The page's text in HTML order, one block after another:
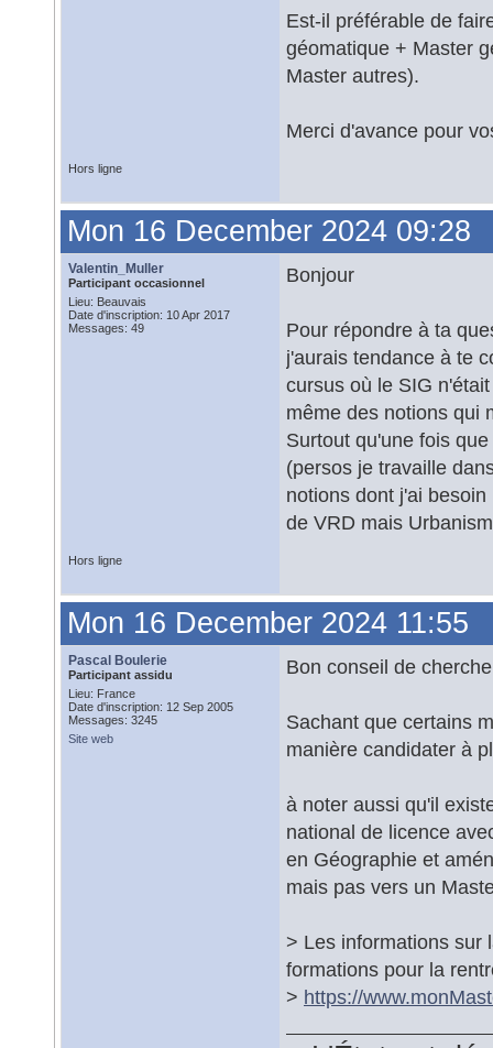
Est-il préférable de
géomatique + Master
Master autres).
Merci d'avance pour
Hors ligne
Mon 16 December 2024 09:28
Valentin_Muller
Participant occasionnel
Lieu: Beauvais
Date d'inscription: 10 Apr 2017
Messages: 49
Bonjour
Pour répondre à ta
j'aurais tendance à te
cursus où le SIG
même des notions qui
Surtout qu'une fois
(persos je travaille
notions dont j'ai
de VRD mais
Hors ligne
Mon 16 December 2024 11:55
Pascal Boulerie
Participant assidu
Lieu: France
Date d'inscription: 12 Sep 2005
Messages: 3245
Site web
Bon conseil de
Sachant que certains
manière candidater à
à noter aussi qu'il
national de licence
en Géographie et
mais pas vers un
> Les informations sur
formations pour la
> https://